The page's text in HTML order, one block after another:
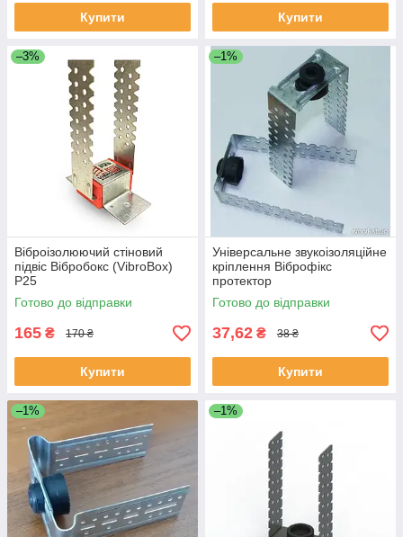
Купити Купити
–3%
Віброізолюючий стіновий
підвіс Вібробокс (VibroBox)
P25
Готово до відправки
165 ₴ 170 ₴
Купити
–1%
Універсальне звукоізоляційне
кріплення Віброфікс
протектор
Готово до відправки
37,62 ₴ 38 ₴
Купити
–1% –1%